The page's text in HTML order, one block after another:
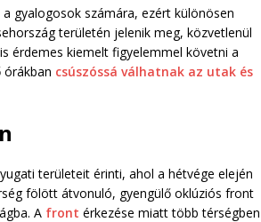
gyalogosok számára, ezért különösen
területén jelenik meg, közvetlenül
érdemes kiemelt figyelemmel követni a
órákban csúszóssá válhatnak az utak és
területeit érinti, ahol a hétvége elején
fölött átvonuló, gyengülő oklúziós front
A front érkezése miatt több térségben